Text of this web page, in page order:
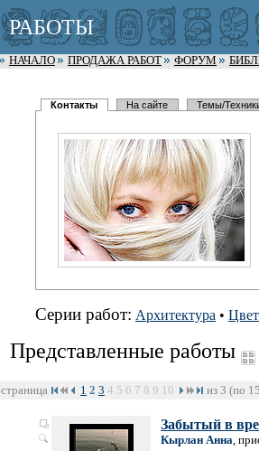
РАБОТЫ
НАЧАЛО ПРОДАЖА РАБОТ ФОРУМ
Контакты На сайте Темы/
Серии работ: Архитектура •
Представленные работы
страница 1 2 3 4 5 6 7 8 9 10 из 3 (по
Забытый в
Кырлан Анна,